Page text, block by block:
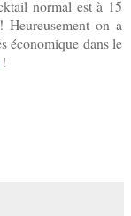
normal est à 15
on a
économique dans le
!